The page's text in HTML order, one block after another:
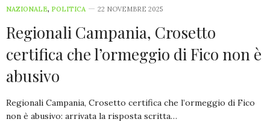
NAZIONALE, POLITICA 22 NOVEMBRE 2025
Regionali Campania, Crosetto
certifica che l’ormeggio di Fico non è
abusivo
Regionali Campania, Crosetto certifica che l’ormeggio di Fico
non è abusivo: arrivata la risposta scritta…